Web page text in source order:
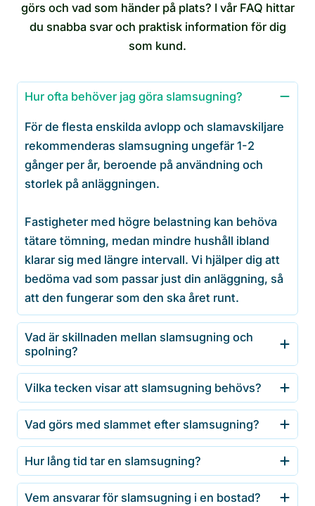
görs och vad som händer på plats? I vår FAQ hittar
du snabba svar och praktisk information för dig
som kund.
Hur ofta behöver jag göra slamsugning?
För de flesta enskilda avlopp och slamavskiljare
rekommenderas slamsugning ungefär 1-2
gånger per år, beroende på användning och
storlek på anläggningen.
Fastigheter med högre belastning kan behöva
tätare tömning, medan mindre hushåll ibland
klarar sig med längre intervall. Vi hjälper dig att
bedöma vad som passar just din anläggning, så
att den fungerar som den ska året runt.
Vad är skillnaden mellan slamsugning och
spolning?
Vilka tecken visar att slamsugning behövs?
Vad görs med slammet efter slamsugning?
Hur lång tid tar en slamsugning?
Vem ansvarar för slamsugning i en bostad?